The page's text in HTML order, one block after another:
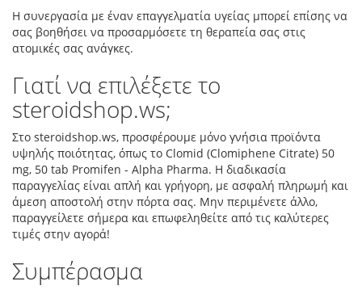
Η συνεργασία με έναν επαγγελματία υγείας μπορεί επίσης να
σας βοηθήσει να προσαρμόσετε τη θεραπεία σας στις
ατομικές σας ανάγκες.
Γιατί να επιλέξετε το
steroidshop.ws;
Στο steroidshop.ws, προσφέρουμε μόνο γνήσια προϊόντα
υψηλής ποιότητας, όπως το Clomid (Clomiphene Citrate) 50
mg, 50 tab Promifen - Alpha Pharma. Η διαδικασία
παραγγελίας είναι απλή και γρήγορη, με ασφαλή πληρωμή και
άμεση αποστολή στην πόρτα σας. Μην περιμένετε άλλο,
παραγγείλετε σήμερα και επωφεληθείτε από τις καλύτερες
τιμές στην αγορά!
Συμπέρασμα